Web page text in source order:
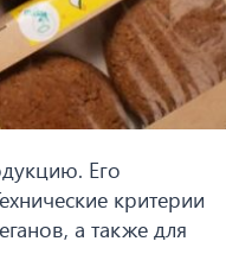
Его
критерии
а также для